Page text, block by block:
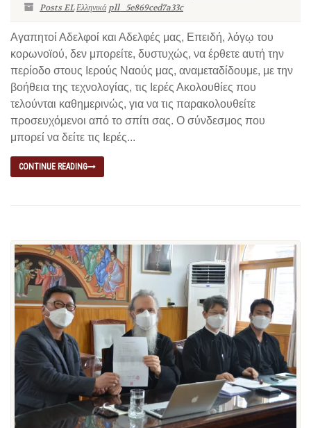
Posts ELΕλληνικά pll_5e869ced7a33c
Αγαπητοί Αδελφοί και Αδελφές μας, Επειδή, λόγῳ του
κορωνοϊού, δεν μπορείτε, δυστυχώς, να έρθετε αυτή την
περίοδο στους Ιερούς Ναούς μας, αναμεταδίδουμε, με την
βοήθεια της τεχνολογίας, τις Ιερές Ακολουθίες που
τελούνται καθημερινώς, για να τις παρακολουθείτε
προσευχόμενοι από το σπίτι σας. Ο σύνδεσμος που
μπορεί να δείτε τις Ιερές...
CONTINUE READING